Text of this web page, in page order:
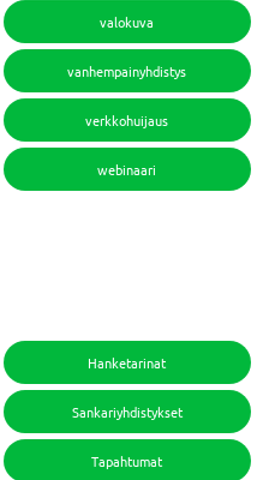
valokuva
vanhempainyhdistys
verkkohuijaus
webinaari
Hanketarinat
Sankariyhdistykset
Tapahtumat